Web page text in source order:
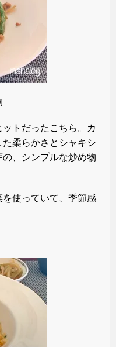
トだったこちら。カ
柔らかさとシャキシ
、シンプルな炒め物
使っていて、季節感